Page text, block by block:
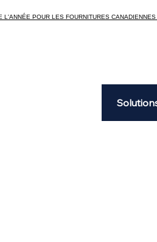
L'ANNÉE POUR LES FOURNITURES